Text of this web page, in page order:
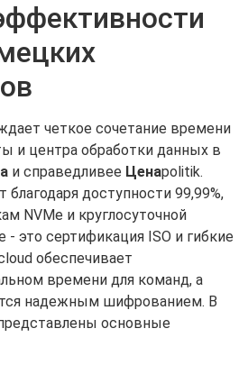
четкое сочетание времени
и центра обработки данных в
и справедливее Ценаpolitik.
благодаря доступности 99,99%,
NVMe и круглосуточной
- это сертификация ISO и гибкие
обеспечивает
времени для команд, а
надежным шифрованием. В
основные